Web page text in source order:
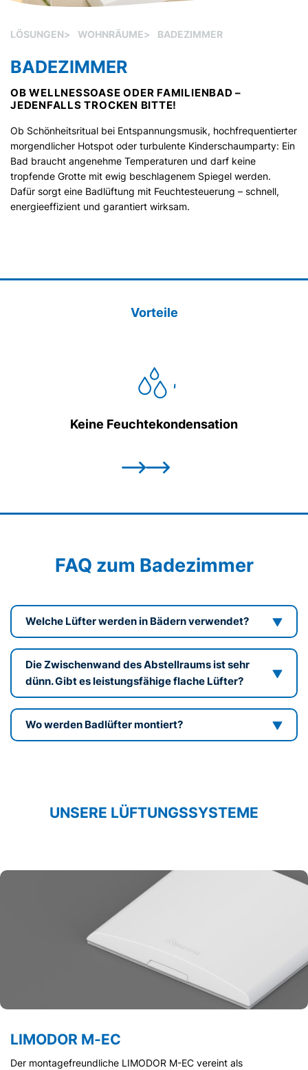
LÖSUNGEN> WOHNRÄUME> BADEZIMMER
BADEZIMMER
OB WELLNESSOASE ODER FAMILIENBAD –
JEDENFALLS TROCKEN BITTE!
Ob Schönheitsritual bei Entspannungsmusik, hochfrequentierter
morgendlicher Hotspot oder turbulente Kinderschaumparty: Ein
Bad braucht angenehme Temperaturen und darf keine
tropfende Grotte mit ewig beschlagenem Spiegel werden.
Dafür sorgt eine Badlüftung mit Feuchtesteuerung – schnell,
energieeffizient und garantiert wirksam.
Vorteile
Keine Feuchtekondensation
FAQ zum Badezimmer
Welche Lüfter werden in Bädern verwendet?
Die Zwischenwand des Abstellraums ist sehr
dünn. Gibt es leistungsfähige flache Lüfter?
Wo werden Badlüfter montiert?
UNSERE LÜFTUNGSSYSTEME
LIMODOR M-EC
Der montagefreundliche LIMODOR M-EC vereint als